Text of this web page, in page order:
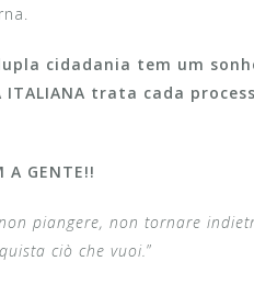
cidadania tem um
ITALIANA trata cada
A GENTE!!
piangere, non tornare
ciò che vuoi.”